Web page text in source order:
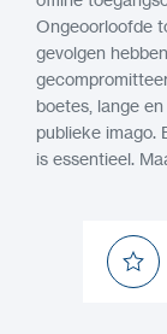
Ongeoorloofde
gevolgen
boetes, lange
publieke imago.
is essentieel.